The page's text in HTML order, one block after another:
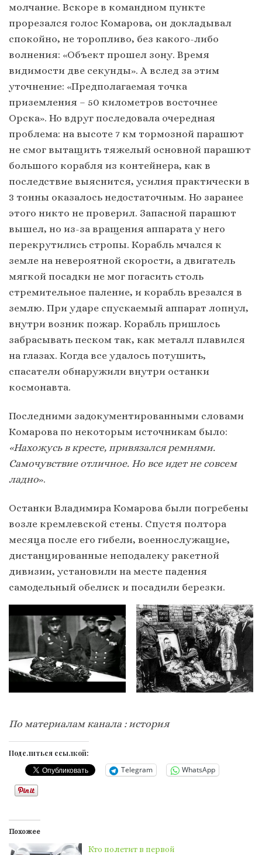
молчание. Вскоре в командном пункте
прорезался голос Комарова, он докладывал
спокойно, не торопливо, без какого-либо
волнения: «Объект прошел зону. Время
видимости две секунды». А вслед за этим
уточнение: «Предполагаемая точка
приземления – 50 километров восточнее
Орска». Но вдруг последовала очередная
проблема: на высоте 7 км тормозной парашют
не смог вытащить тяжелый основной парашют
большого корабля из контейнера, как в
последствие выяснится, усилия практически в
3 тонны оказалось недостаточным. Но заранее
этого никто не проверил. Запасной парашют
вышел, но из-за вращения аппарата у него
перекрутились стропы. Корабль мчался к
земле на невероятной скорости, а двигатель
мягкой посадки не мог погасить столь
стремительное паление, и корабль врезался в
землю. При ударе спускаемый аппарат лопнул,
внутри возник пожар. Корабль пришлось
забрасывать песком так, как металл плавился
на глазах. Когда все удалось потушить,
спасатели обнаружили внутри останки
космонавта.
Последними задокументированными словами
Комарова по некоторым источникам было:
«Нахожусь в кресте, привязался ремнями.
Самочувствие отличное. Но все идет не совсем
ладно».
Останки Владимира Комарова были погребены
возле кремлевской стены. Спустя полтора
месяца после его гибели, военнослужащие,
дистанцированные неподалеку ракетной
дивизии, установили на месте падения
самодельный обелиск и посадили березки.
По материалам канала : история
Поделиться ссылкой:
Telegram WhatsApp
Похожее
Кто полетит в первой